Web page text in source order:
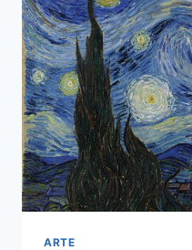
Y
SUS
CREADORES
ARTE